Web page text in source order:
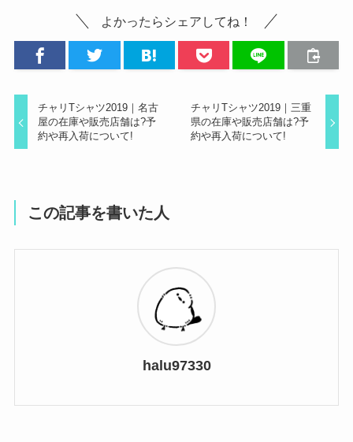
よかったらシェアしてね！
チャリTシャツ2019｜名古
屋の在庫や販売店舗は?予
約や再入荷について!
チャリTシャツ2019｜三重
県の在庫や販売店舗は?予
約や再入荷について!
この記事を書いた人
halu97330